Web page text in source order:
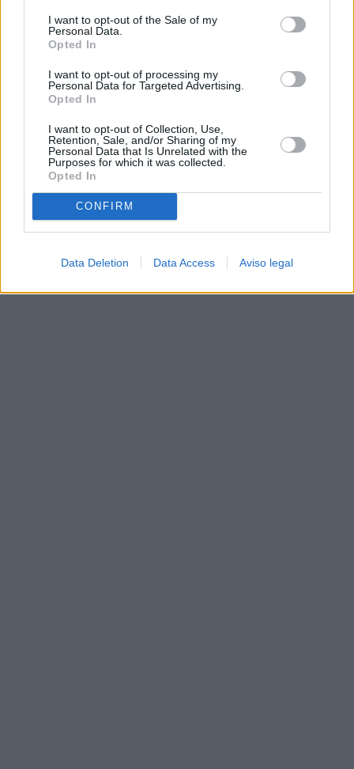
cualquier momento entrando de nuevo en este sitio web o
visitando nuestra política de privacidad.
I want to opt-out of the Sale of my
Personal Data.
Opted In
I want to opt-out of processing my
Personal Data for Targeted Advertising.
Opted In
I want to opt-out of Collection, Use,
Retention, Sale, and/or Sharing of my
Personal Data that Is Unrelated with the
Purposes for which it was collected.
Opted In
CONFIRM
Data Deletion Data Access Aviso legal